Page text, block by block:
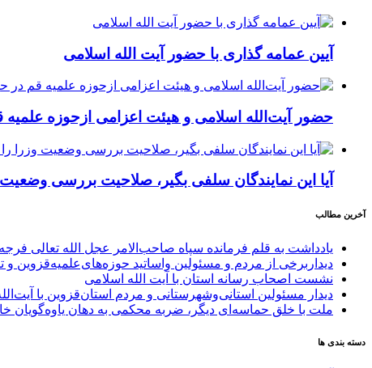
آیین عمامه گذاری با حضور آیت الله اسلامی
حضور آیت‌الله اسلامی و هیئت‌ اعزامی ازحوزه‌ علمیه
آیا این نمایندگان سلفی بگیر، صلاحیت بررسی وضعیت
آخرین مطالب
یادداشت به قلم فرمانده سپاه صاحب‌الامر عجل الله تعالی
دیداربرخی از مردم و مسئولین واساتید حوزه‌های‌علمیه‌قزوین و
نشست اصحاب رسانه استان با آیت الله اسلامی
دیدار مسئولین استانی‌وشهرستانی و مردم‌ استان‌قزوین با
ملت با خلق حماسه‌ای دیگر، ضربه محکمی به دهان یاوه‌گویان
دسته بندی ها